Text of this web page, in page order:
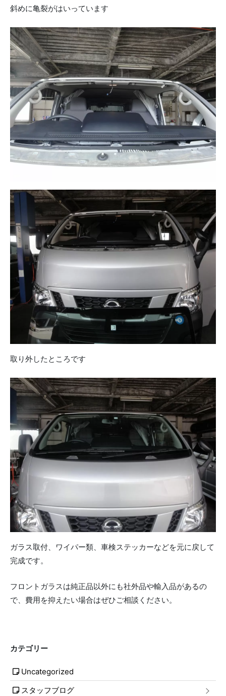
斜めに亀裂がはいっています
取り外したところです
ガラス取付、ワイパー類、車検ステッカーなどを元に戻して
完成です。
フロントガラスは純正品以外にも社外品や輸入品があるの
で、費用を抑えたい場合はぜひご相談ください。
カテゴリー
Uncategorized
スタッフブログ